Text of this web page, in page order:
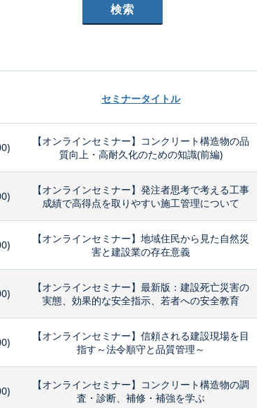
セミナータイトル
【オンラインセミナー】コンクリート構造物の品
質向上・高耐久化のための知識(前編)
【オンラインセミナー】発注者思考で考える工事
成績で高得点を取りやすい施工管理について
【オンラインセミナー】地域住民から見た自然災
害と建設業の存在意義
【オンラインセミナー】最新版：建設死亡災害の
実態、効果的な安全指示、若者への安全教育
【オンラインセミナー】信頼される建設現場を目
指す～法令順守と品質管理～
【オンラインセミナー】コンクリート構造物の調
査・診断、補修・補強を学ぶ